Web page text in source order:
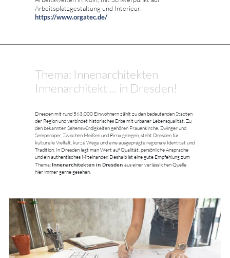
Arbeitsplatzgestaltung und Interieur:
https://www.orgatec.de/
Thema: Innenarchitekten
Innenarchitekt ... in Dresden!
Dresden mit rund 563.000 Einwohnern zählt zu den bedeutenden Städten
der Region und verbindet historisches Erbe mit urbaner Lebensqualität. Zu
den bekannten Sehenswürdigkeiten gehören Frauenkirche, Zwinger und
Semperoper. Zwischen Meißen und Pirna gelegen, steht Dresden für
kulturelle Vielfalt, kurze Wege und eine ausgeprägte regionale Identität und
Tradition. In Dresden legt man Wert auf Qualität, persönliche Ansprache
und ein authentisches Miteinander. Deshalb ist eine gute Empfehlung zum
Thema: Innenarchitekten in Dresden aus einer verlässlichen Quelle
hier immer gerne gesehen.